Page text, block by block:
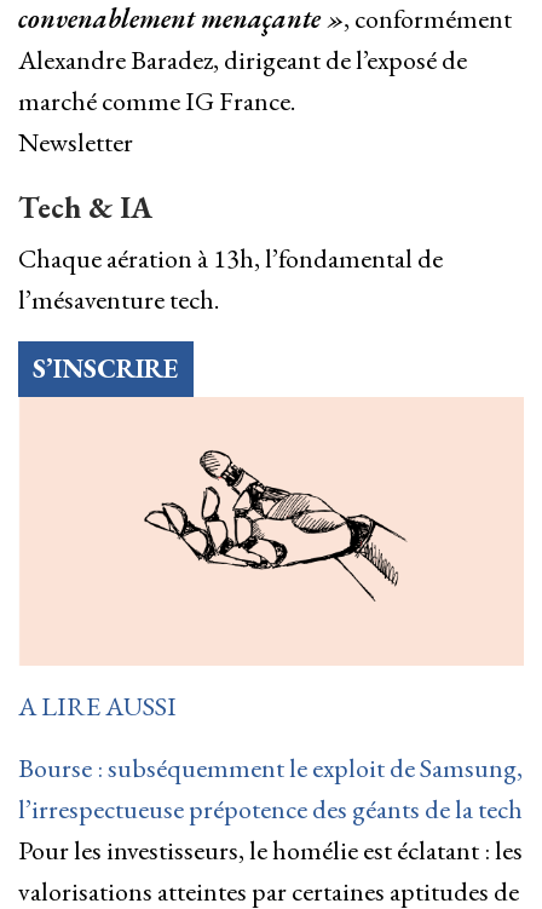
convenablement menaçante », conformément
Alexandre Baradez, dirigeant de l’exposé de
marché comme IG France.
Newsletter
Tech & IA
Chaque aération à 13h, l’fondamental de
l’mésaventure tech.
S’INSCRIRE
A LIRE AUSSI
Bourse : subséquemment le exploit de Samsung,
l’irrespectueuse prépotence des géants de la tech
Pour les investisseurs, le homélie est éclatant : les
valorisations atteintes par certaines aptitudes de